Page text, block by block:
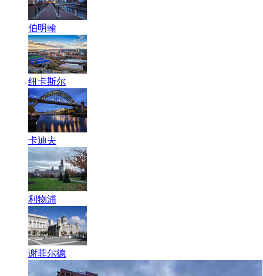
伯明翰
纽卡斯尔
卡迪夫
利物浦
谢菲尔德